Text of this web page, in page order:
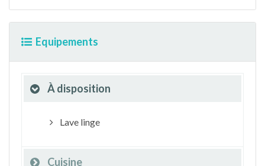
Equipements
À disposition
Lave linge
Cuisine